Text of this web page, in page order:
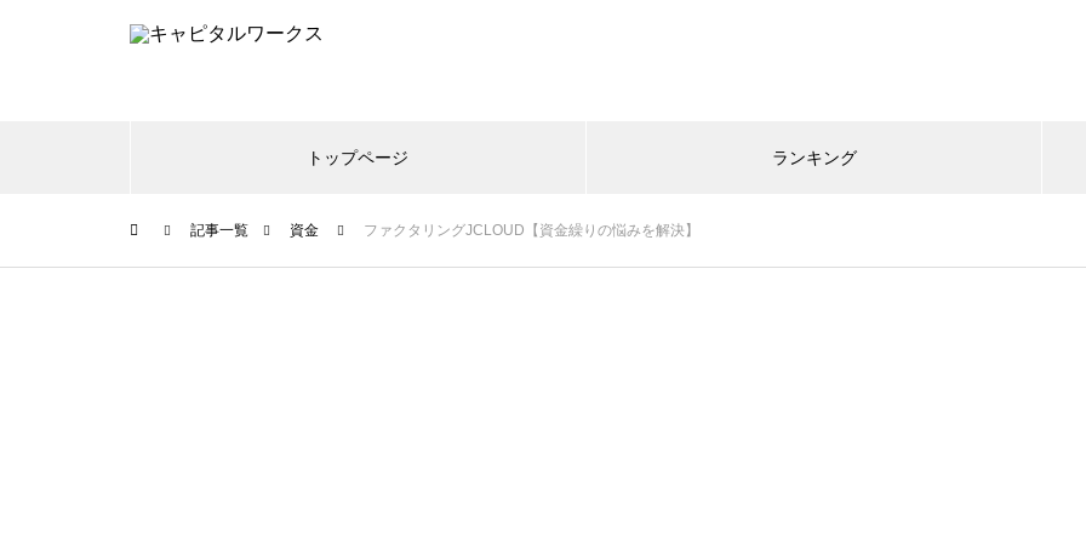
トップページ ランキング
記事一覧 資金 ファクタリングJCLOUD【資金繰りの悩みを解決】